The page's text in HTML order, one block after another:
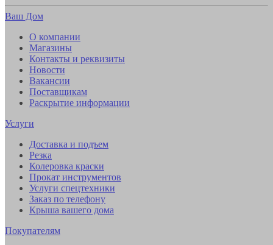
Ваш Дом
О компании
Магазины
Контакты и реквизиты
Новости
Вакансии
Поставщикам
Раскрытие информации
Услуги
Доставка и подъем
Резка
Колеровка краски
Прокат инструментов
Услуги спецтехники
Заказ по телефону
Крыша вашего дома
Покупателям